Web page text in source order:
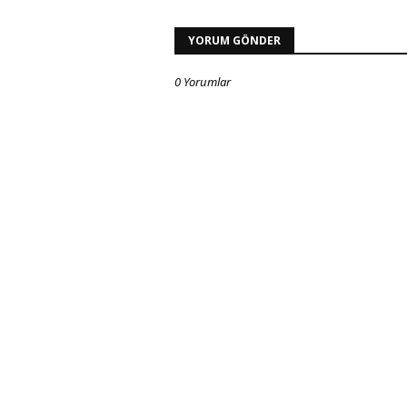
YORUM GÖNDER
0 Yorumlar